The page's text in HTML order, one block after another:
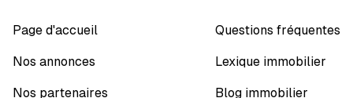
Page d'accueil
Nos annonces
Nos partenaires
Questions fréquentes
Lexique immobilier
Blog immobilier